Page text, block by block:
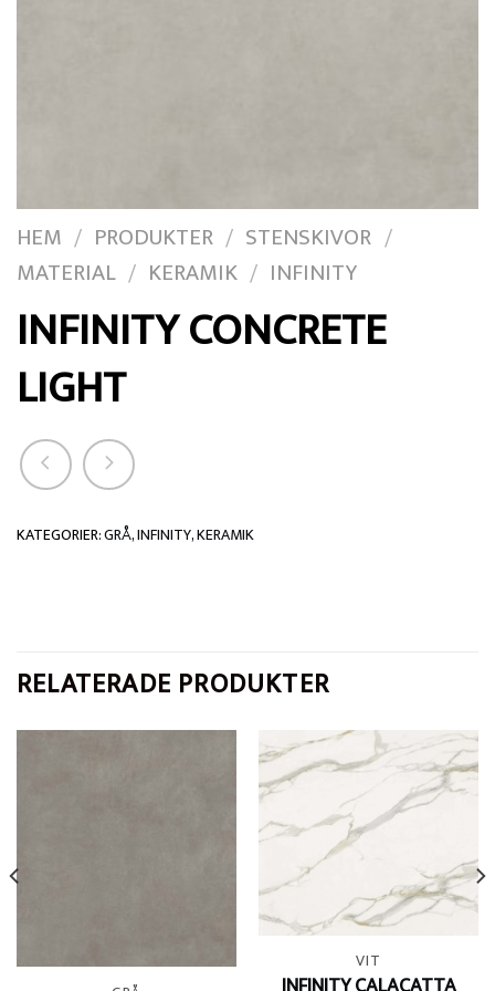
HEM / PRODUKTER / STENSKIVOR /
MATERIAL / KERAMIK / INFINITY
INFINITY CONCRETE
LIGHT
KATEGORIER:GRÅ,INFINITY,KERAMIK
RELATERADE PRODUKTER
VIT